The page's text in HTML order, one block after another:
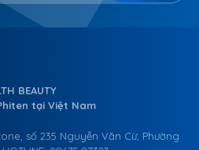
BEAUTY
tại Việt Nam
số 235 Nguyễn Văn Cừ, Phường